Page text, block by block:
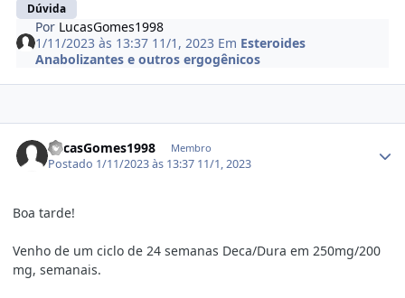
Dúvida
Por LucasGomes1998
1/11/2023 às 13:37 11/1, 2023 Em Esteroides
Anabolizantes e outros ergogênicos
LucasGomes1998 Membro
Postado 1/11/2023 às 13:37 11/1, 2023
Boa tarde!
Venho de um ciclo de 24 semanas Deca/Dura em 250mg/200
mg, semanais.